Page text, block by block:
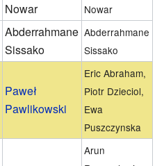
Nowar
Nowar
Abderrahmane
Sissako
Abderrahmane
Sissako
Paweł
Pawlikowski
Eric Abraham,
Piotr Dzieciol,
Ewa
Puszczynska
Arun